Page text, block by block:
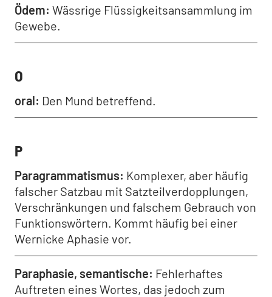
Ödem Wässrige Flüssigkeitsansammlung im
Gewebe.
O
oral Den Mund betreffend.
P
Paragrammatismus Komplexer, aber häufig
falscher Satzbau mit Satzteilverdopplungen,
Verschränkungen und falschem Gebrauch von
Funktionswörtern. Kommt häufig bei einer
Wernicke Aphasie vor.
Paraphasie, semantische Fehlerhaftes
Auftreten eines Wortes, das jedoch zum